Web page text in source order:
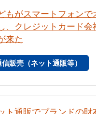
もがスマートフォンで
、クレジットカード会
来た
信販売（ネット通販等）